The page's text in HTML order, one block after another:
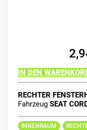
IN DEN
RECHTER
Fahrzeug SEAT
INNENRAUM